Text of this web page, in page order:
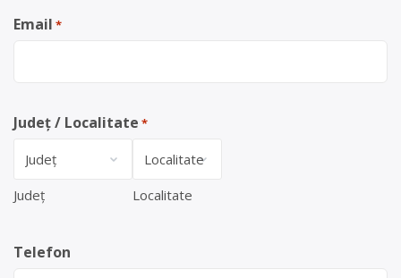
Email *
Județ / Localitate *
Județ Localitate
Telefon